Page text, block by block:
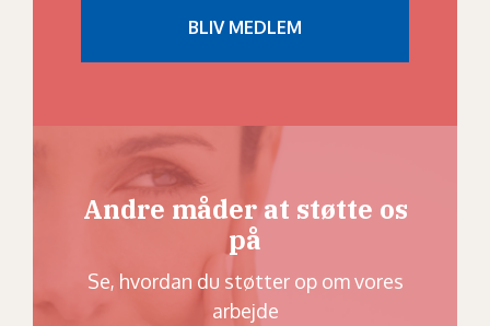
Andre måder at støtte os
på
Se, hvordan du støtter op om vores
arbejde